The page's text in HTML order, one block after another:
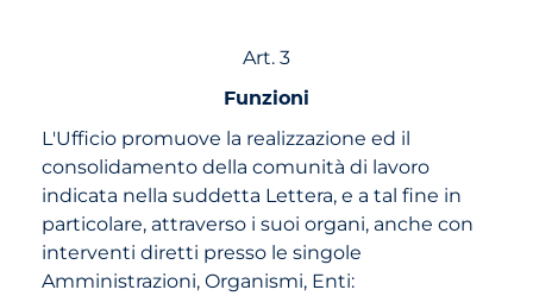
Art. 3
Funzioni
L'Ufficio promuove la realizzazione ed il
consolidamento della comunità di lavoro
indicata nella suddetta Lettera, e a tal fine in
particolare, attraverso i suoi organi, anche con
interventi diretti presso le singole
Amministrazioni, Organismi, Enti: